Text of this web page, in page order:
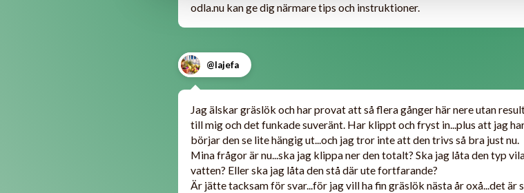
odla.nu kan ge dig närmare tips och instruktioner.
@lajefa
Jag älskar gräslök och har provat att så flera gånger här nere utan
till mig och det funkade suveränt. Har klippt och fryst in...plus att jag
börjar den se lite hängig ut...och jag tror inte att den trivs så bra just nu.
Mina frågor är nu...ska jag klippa ner den totalt? Ska jag låta den typ
vatten? Eller ska jag låta den stå där ute fortfarande?
Är jätte tacksam för svar...för jag vill ha fin gräslök nästa år oxå...det